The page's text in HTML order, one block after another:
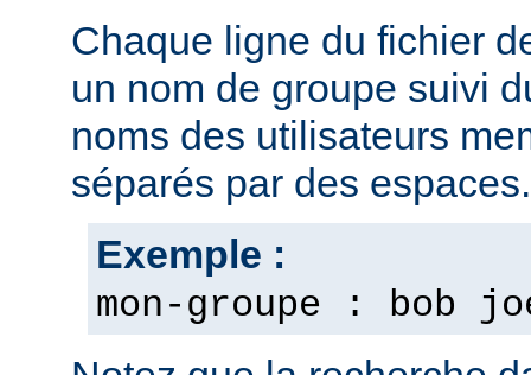
Chaque ligne du fichier
un nom de groupe suivi
noms des utilisateurs
séparés par des espaces.
Exemple :
mon-groupe : bob